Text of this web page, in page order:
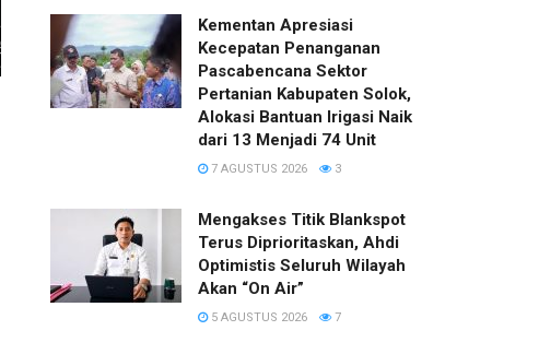
Kementan Apresiasi
Kecepatan Penanganan
Pascabencana Sektor
Pertanian Kabupaten Solok,
Alokasi Bantuan Irigasi Naik
dari 13 Menjadi 74 Unit
7 AGUSTUS 2026 3
Mengakses Titik Blankspot
Terus Diprioritaskan, Ahdi
Optimistis Seluruh Wilayah
Akan “On Air”
5 AGUSTUS 2026 7